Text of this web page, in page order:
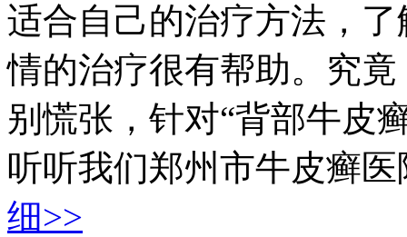
适合自己的治疗方法，
情的治疗很有帮助。究
别慌张，针对“背部牛皮
听听我们郑州市牛皮癣
细>>